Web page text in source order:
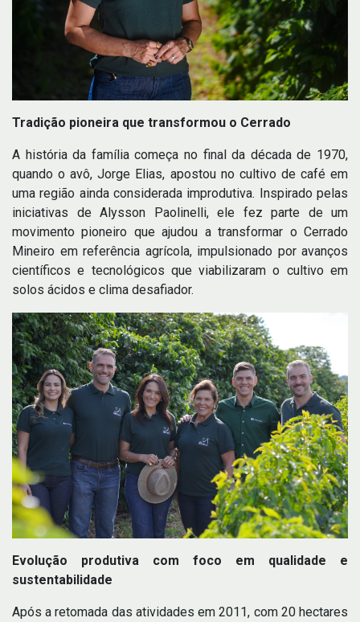
Tradição pioneira que transformou o Cerrado
A história da família começa no final da década de 1970,
quando o avô, Jorge Elias, apostou no cultivo de café em
uma região ainda considerada improdutiva. Inspirado pelas
iniciativas de Alysson Paolinelli, ele fez parte de um
movimento pioneiro que ajudou a transformar o Cerrado
Mineiro em referência agrícola, impulsionado por avanços
científicos e tecnológicos que viabilizaram o cultivo em
solos ácidos e clima desafiador.
Evolução produtiva com foco em qualidade e
sustentabilidade
Após a retomada das atividades em 2011, com 20 hectares